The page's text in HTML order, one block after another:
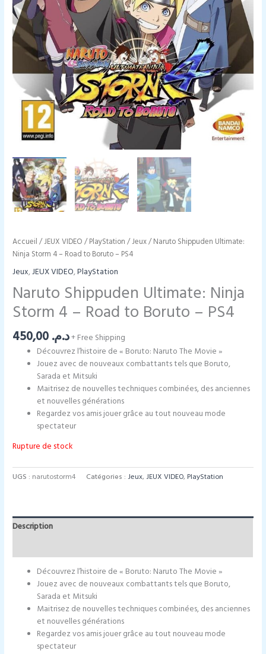
Accueil /JEUX VIDEO /PlayStation /Jeux/ Naruto Shippuden Ultimate:
Ninja Storm 4 – Road to Boruto – PS4
Jeux,JEUX VIDEO,PlayStation
Naruto Shippuden Ultimate: Ninja
Storm 4 – Road to Boruto – PS4
د.م.+ Free Shipping
Découvrez l’histoire de « Boruto: Naruto The Movie »
Jouez avec de nouveaux combattants tels que Boruto,
Sarada et Mitsuki
Maitrisez de nouvelles techniques combinées, des anciennes
et nouvelles générations
Regardez vos amis jouer grâce au tout nouveau mode
spectateur
Rupture de stock
UGS : narutostorm4 Catégories :Jeux,JEUX VIDEO, PlayStation
Description
Découvrez l’histoire de « Boruto: Naruto The Movie »
Jouez avec de nouveaux combattants tels que Boruto,
Sarada et Mitsuki
Maitrisez de nouvelles techniques combinées, des anciennes
et nouvelles générations
Regardez vos amis jouer grâce au tout nouveau mode
spectateur